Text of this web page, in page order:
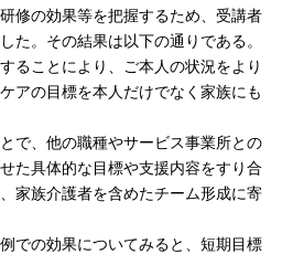
修の効果等を把握するため、受講者
た。その結果は以下の通りである。
ることにより、ご本人の状況をより
アの目標を本人だけでなく家族にも
で、他の職種やサービス事業所との
た具体的な目標や支援内容をすり合
家族介護者を含めたチーム形成に寄
での効果についてみると、短期目標